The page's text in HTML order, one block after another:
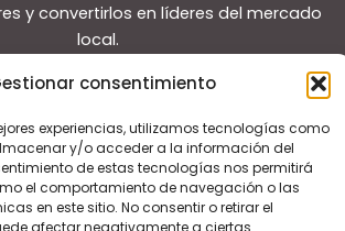
consentimiento
experiencias, utilizamos tecnologías como
y/o acceder a la información del
de estas tecnologías nos permitirá
el comportamiento de navegación o las
en este sitio. No consentir o retirar el
afectar negativamente a ciertas
y convertirlos en líderes del mercado
local.
© 2026 Guías de viaje